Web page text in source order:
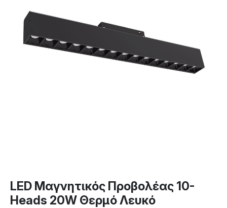
LED Μαγνητικός Προβολέας 10-
Heads 20W Θερμό Λευκό